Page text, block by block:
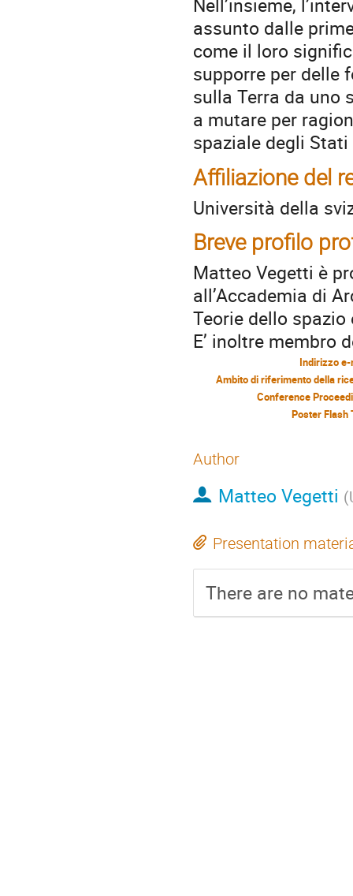
Nell’insieme,
assunto dalle
come il loro
supporre per delle
sulla Terra da uno
a mutare per
spaziale degli
Affiliazione del
Università della
Breve profilo
Matteo Vegetti è
all’Accademia di
Teorie dello spazio
E’ inoltre membro
Indirizzo
Ambito di riferimento della
Conference
Poster Flash
Author
Matteo Vegetti (
Presentation
There are no